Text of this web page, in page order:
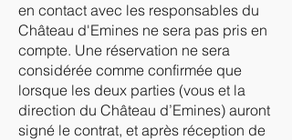
en contact avec les responsables du
Château d'Emines ne sera pas pris en
compte. Une réservation ne sera
considérée comme confirmée que
lorsque les deux parties (vous et la
direction du Château d’Emines) auront
signé le contrat, et après réception de